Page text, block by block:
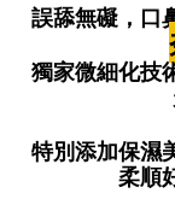
誤舔無礙，口
獨家微細化技
特別添加保濕
柔順